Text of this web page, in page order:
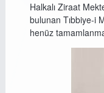
Halkalı Ziraat
bulunan Tıbbiye-i
henüz